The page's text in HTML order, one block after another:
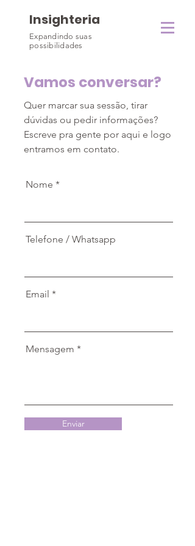
Insighteria
Expandindo suas
possibilidades
Vamos conversar?
Quer marcar sua sessão, tirar
dúvidas ou pedir informações?
Escreve pra gente por aqui e logo
entramos em contato.
Nome
Telefone / Whatsapp
Email
Mensagem
Enviar